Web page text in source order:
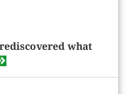
what